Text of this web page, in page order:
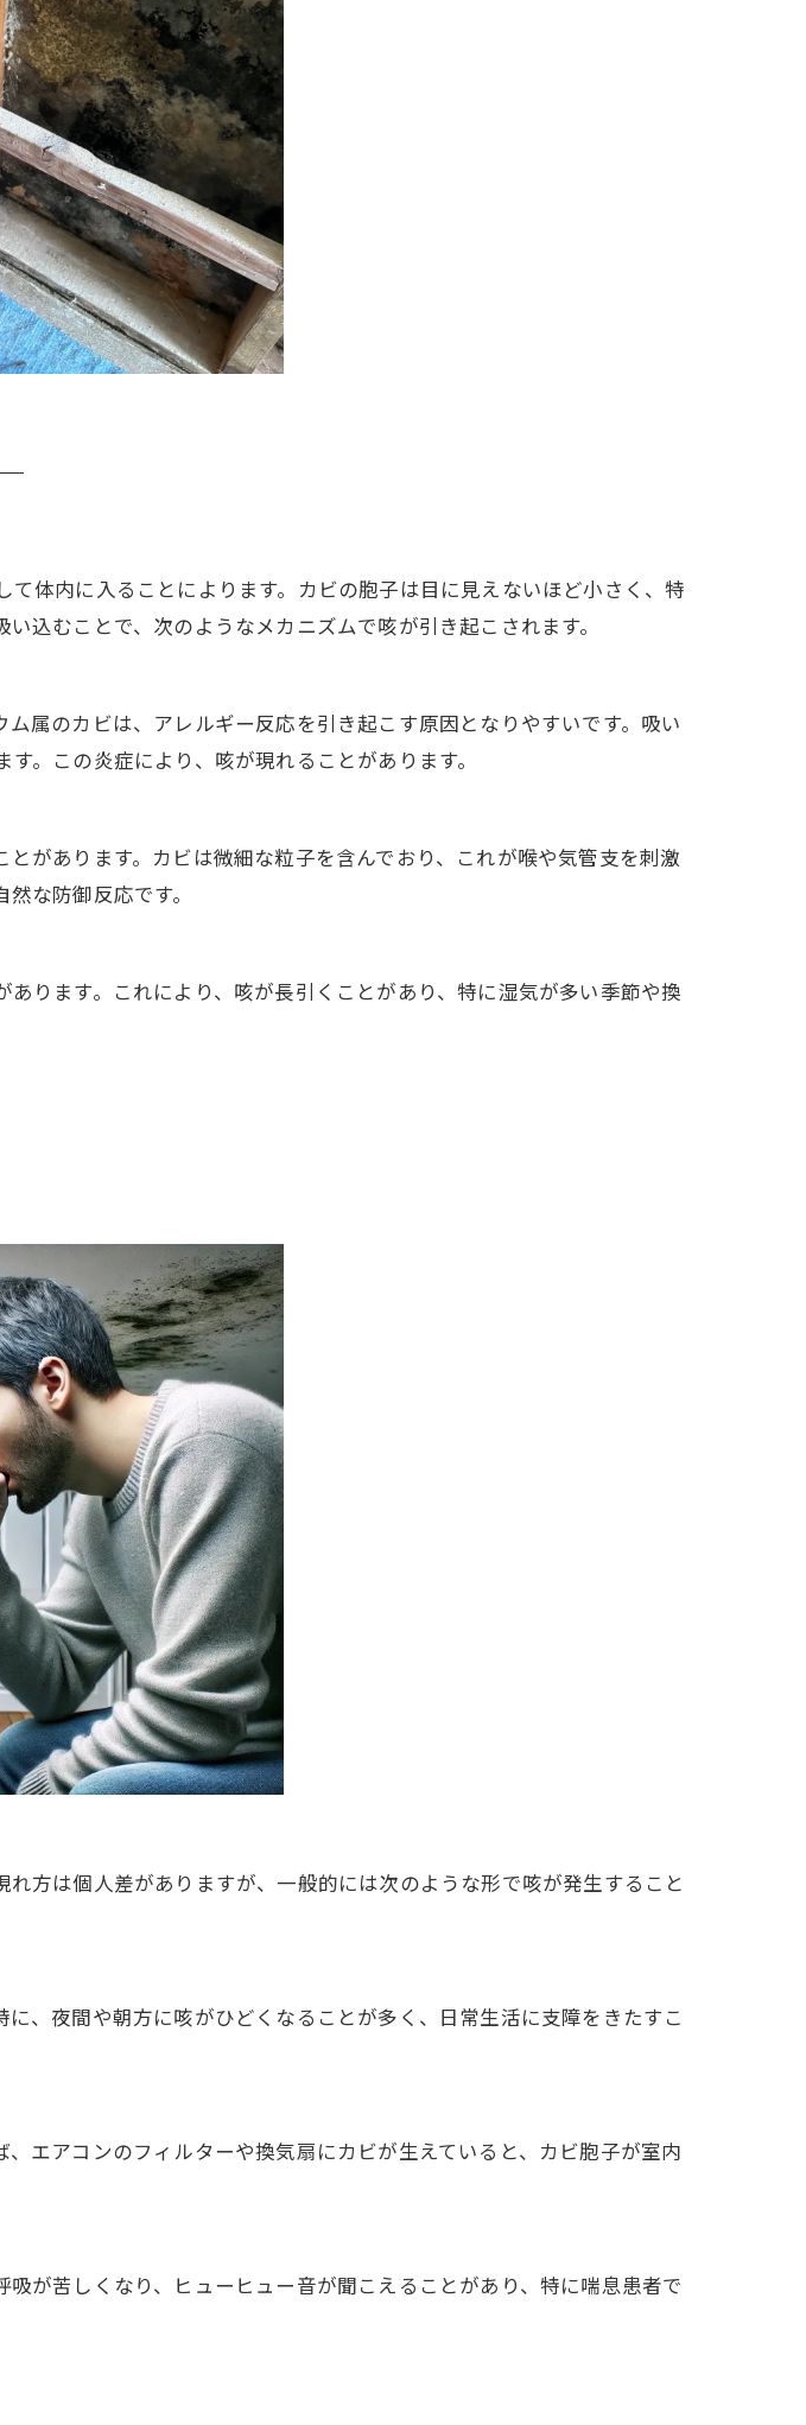
体内に入ることによります。カビの胞子は目に見えないほど小さく、特
込むことで、次のようなメカニズムで咳が引き起こされます。
属のカビは、アレルギー反応を引き起こす原因となりやすいです。吸い
。この炎症により、咳が現れることがあります。
があります。カビは微細な粒子を含んでおり、これが喉や気管支を刺激
な防御反応です。
ります。これにより、咳が長引くことがあり、特に湿気が多い季節や換
方は個人差がありますが、一般的には次のような形で咳が発生すること
、夜間や朝方に咳がひどくなることが多く、日常生活に支障をきたすこ
エアコンのフィルターや換気扇にカビが生えていると、カビ胞子が室内
が苦しくなり、ヒューヒュー音が聞こえることがあり、特に喘息患者で